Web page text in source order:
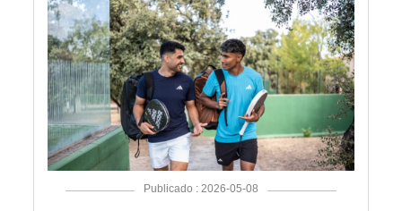
Publicado : 2026-05-08